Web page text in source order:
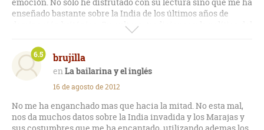
de la patriarcal sociedad de los maharajás, el escritor,
puntuación, llena su novela de amplísimas descripciones y
muchos interesantes datos que, sin embargo, hacen que la
entrada en la novela de la trama, se retrase en exceso. Sin
embargo, es a partir de la página 100 cuando el argumento de
asesinatos y conspiraciones toma carrera, desembocando en
una novela verdaderamente interesante y vertiginosa según
entramos en la página 200. De 6.
enseñado bastante sobre la India de los últimos años de
dominación británica. Su cultura, tradiciones y la política del
momento con los conflictos entre colonizadores e
independentistas que se desarrollan durante la II Guerra
Mundial.
Una historia muy bien narrada, muy bien argumentada y
muy bien ambientada. La descripción tan detallada de
lugares como la selva india por ejemplo, hace que parezca
que estás allí mismo.
brujilla
La bailarina y el inglés
6.5
16 de agosto de 2012
No me ha enganchado mas que hacia la mitad. No esta mal,
nos da muchos datos sobre la India invadida y los Marajas y